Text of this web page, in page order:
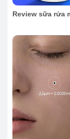
Review sữa rửa